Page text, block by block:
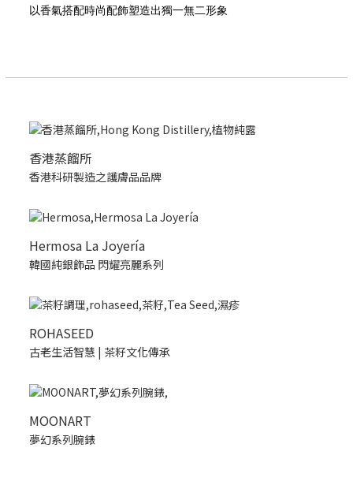
以香氣搭配時尚配飾塑造出獨一無二形象
香港蒸餾所
香港科研製造之護膚品品牌
Hermosa La Joyería
韓國純銀飾品 閃耀亮麗系列
ROHASEED
古老生活智慧 | 茶籽文化傳承
MOONART
夢幻系列腕錶